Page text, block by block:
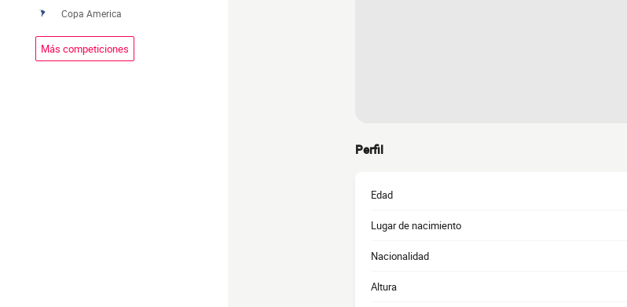
Copa America
Más competiciones
Perfil
Edad
Lugar de nacimiento
Nacionalidad
Altura